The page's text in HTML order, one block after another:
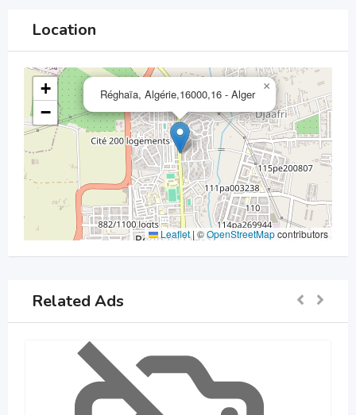
Location
Réghaïa, Algérie,16000,16 - Alger
×
+
−
Leaflet |©OpenStreetMapcontributors
Related Ads